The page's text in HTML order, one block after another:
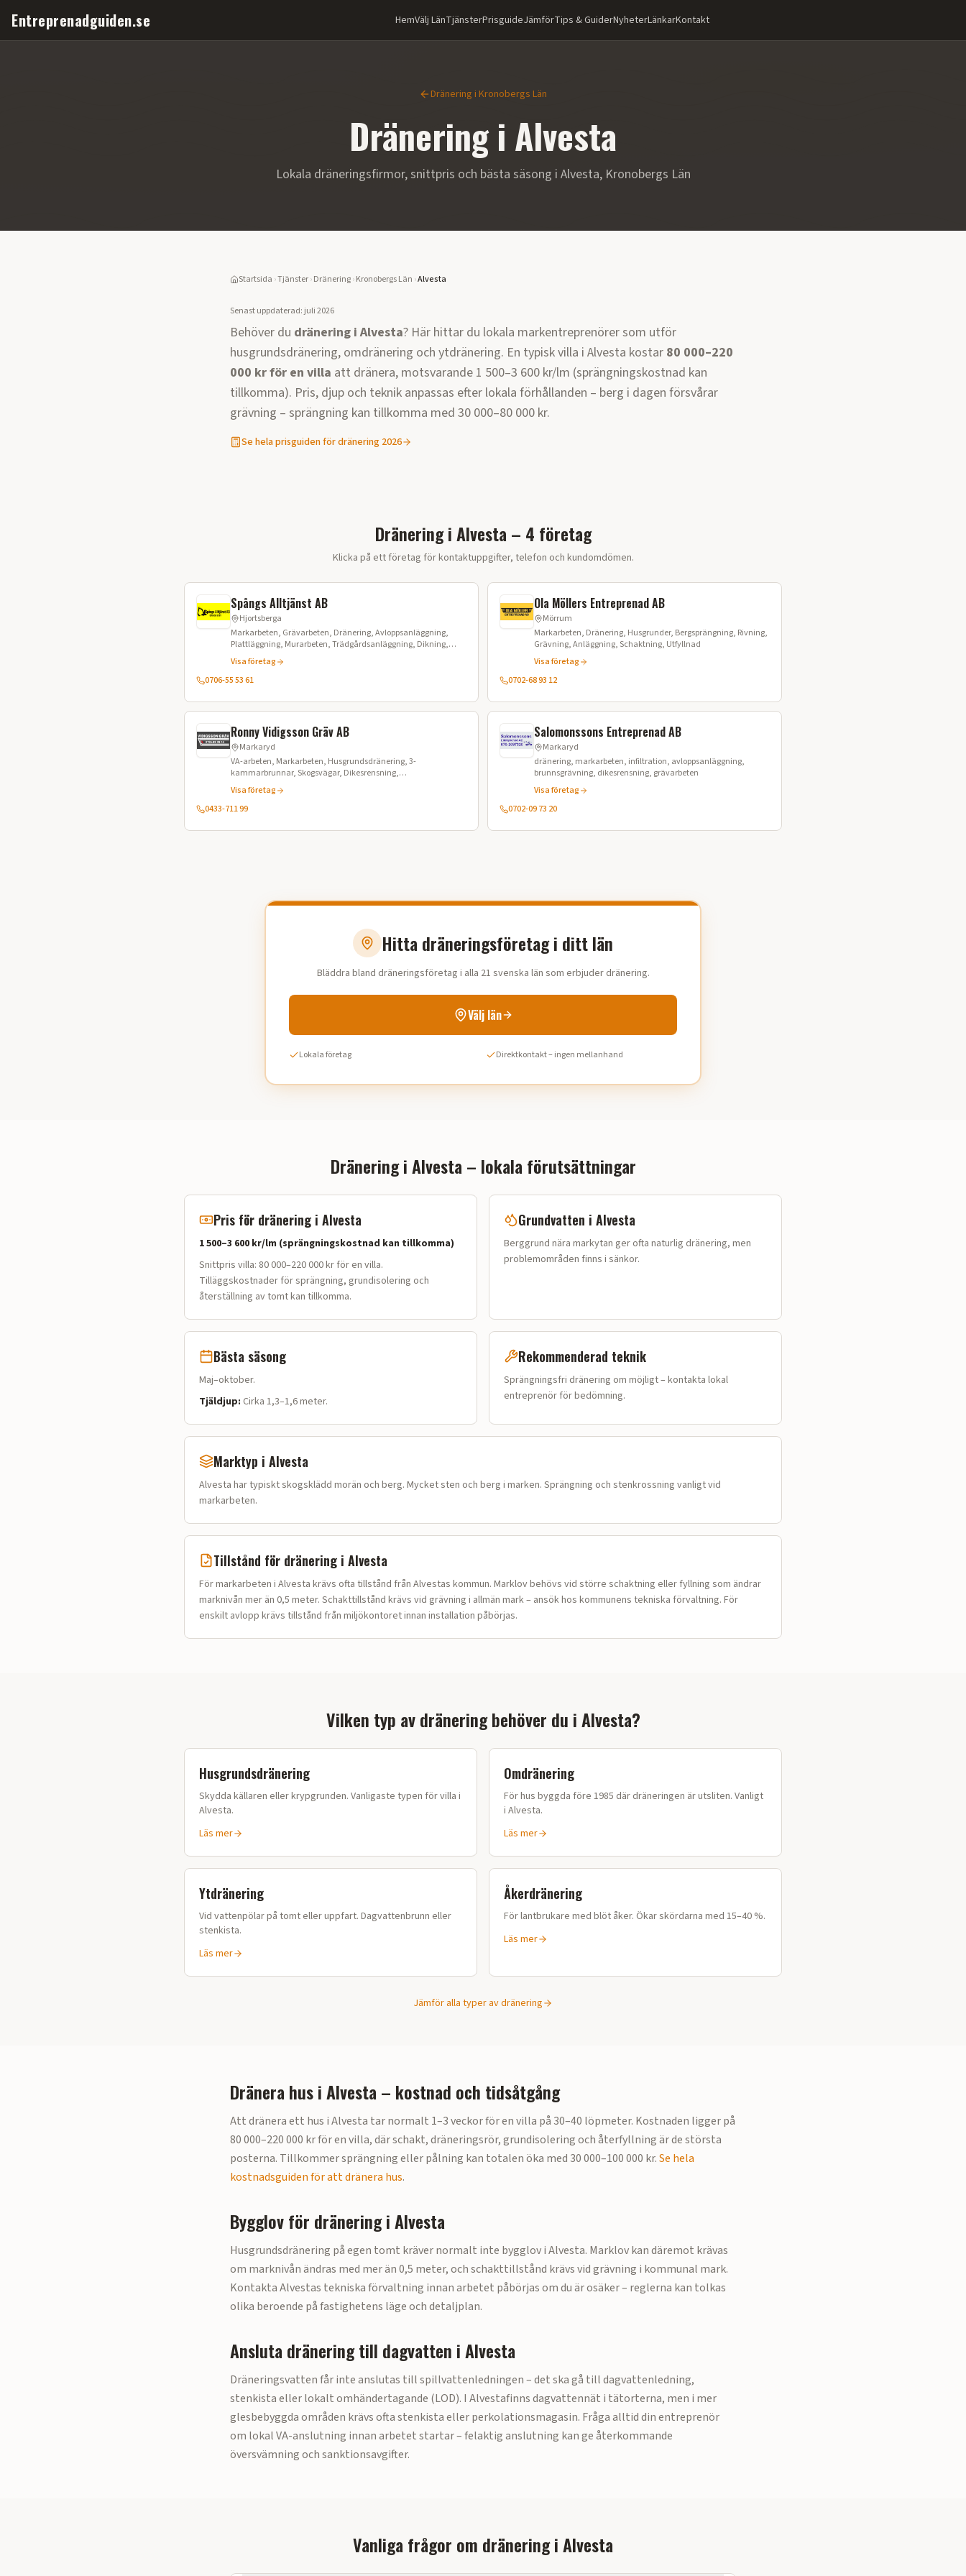
Entreprenadguiden.se HemVälj LänTjänsterPrisguideJämförTips & GuiderNyheterLänkarKontakt
Dränering i Kronobergs Län
Dränering i Alvesta
Lokala dräneringsfirmor, snittpris och bästa säsong i Alvesta, Kronobergs Län
Startsida ›Tjänster›Dränering›Kronobergs Län ›Alvesta
Senast uppdaterad:juli 2026
Behöver du dränering iAlvesta? Här hittar du lokala markentreprenörer som utför
husgrundsdränering, omdränering och ytdränering. En typisk villa i Alvesta kostar 80 000–220
000 kr för en villa att dränera, motsvarande 1 500–3 600 kr/lm (sprängningskostnad kan
tillkomma). Pris, djup och teknik anpassas efter lokala förhållanden – berg i dagen försvårar
grävning – sprängning kan tillkomma med 30 000–80 000 kr.
Se hela prisguiden för dränering 2026
Dränering i Alvesta – 4 företag
Klicka på ett företag för kontaktuppgifter, telefon och kundomdömen.
Spångs Alltjänst AB
Hjortsberga
Markarbeten, Grävarbeten, Dränering, Avloppsanläggning,
Plattläggning, Murarbeten, Trädgårdsanläggning, Dikning,
Lastbilsuppdrag
Visa företag
0706-55 53 61
Ola Möllers Entreprenad AB
Mörrum
Markarbeten, Dränering, Husgrunder, Bergsprängning, Rivning,
Grävning, Anläggning, Schaktning, Utfyllnad
Visa företag
0702-68 93 12
Ronny Vidigsson Gräv AB
Markaryd
VA-arbeten, Markarbeten, Husgrundsdränering, 3-
kammarbrunnar, Skogsvägar, Dikesrensning,
Trädgårdsplanering, Schaktning, Kranbilstransporter,
Grusförsäljning, Matjord, Snöröjning, TMA-körning
Visa företag
0433-711 99
Salomonssons Entreprenad AB
Markaryd
dränering, markarbeten, infiltration, avloppsanläggning,
brunnsgrävning, dikesrensning, grävarbeten
Visa företag
0702-09 73 20
Hitta dräneringsföretag i ditt län
Bläddra bland dräneringsföretag i alla 21 svenska län som erbjuder dränering.
Välj län
Lokala företag Direktkontakt – ingen mellanhand
Dränering iAlvesta – lokala förutsättningar
Pris för dränering i Alvesta
1 500–3 600 kr/lm (sprängningskostnad kan tillkomma)
Snittpris villa: 80 000–220 000 kr för en villa.
Tilläggskostnader för sprängning, grundisolering och
återställning av tomt kan tillkomma.
Grundvatten i Alvesta
Berggrund nära markytan ger ofta naturlig dränering, men
problemområden finns i sänkor.
Bästa säsong
Maj–oktober.
Tjäldjup: Cirka 1,3–1,6 meter.
Rekommenderad teknik
Sprängningsfri dränering om möjligt – kontakta lokal
entreprenör för bedömning.
Marktyp i Alvesta
Alvesta har typisktskogsklädd morän och berg. Mycket sten och berg i marken. Sprängning och stenkrossning vanligt vid
markarbeten.
Tillstånd för dränering i Alvesta
För markarbeten i Alvesta krävs ofta tillstånd från Alvestas kommun. Marklov behövs vid större schaktning eller fyllning som ändrar
marknivån mer än 0,5 meter. Schakttillstånd krävs vid grävning i allmän mark – ansök hos kommunens tekniska förvaltning. För
enskilt avlopp krävs tillstånd från miljökontoret innan installation påbörjas.
Vilken typ av dränering behöver du iAlvesta?
Husgrundsdränering
Skydda källaren eller krypgrunden. Vanligaste typen för villa i
Alvesta.
Läs mer
Omdränering
För hus byggda före 1985 där dräneringen är utsliten. Vanligt
i Alvesta.
Läs mer
Ytdränering
Vid vattenpölar på tomt eller uppfart. Dagvattenbrunn eller
stenkista.
Läs mer
Åkerdränering
För lantbrukare med blöt åker. Ökar skördarna med 15–40 %.
Läs mer
Jämför alla typer av dränering
Dränera hus iAlvesta – kostnad och tidsåtgång
Att dränera ett hus iAlvesta tar normalt 1–3 veckor för en villa på 30–40 löpmeter. Kostnaden ligger på
80 000–220 000 kr för en villa, där schakt, dräneringsrör, grundisolering och återfyllning är de största
posterna. Tillkommer sprängning eller pålning kan totalen öka med 30 000–100 000 kr.Se hela
kostnadsguiden för att dränera hus.
Bygglov för dränering iAlvesta
Husgrundsdränering på egen tomt kräver normalt inte bygglov iAlvesta. Marklov kan däremot krävas
om marknivån ändras med mer än 0,5 meter, och schakttillstånd krävs vid grävning i kommunal mark.
KontaktaAlvestas tekniska förvaltning innan arbetet påbörjas om du är osäker – reglerna kan tolkas
olika beroende på fastighetens läge och detaljplan.
Ansluta dränering till dagvatten iAlvesta
Dräneringsvatten får inte anslutas till spillvattenledningen – det ska gå till dagvattenledning,
stenkista eller lokalt omhändertagande (LOD). I Alvestafinns dagvattennät i tätorterna, men i mer
glesbebyggda områden krävs ofta stenkista eller perkolationsmagasin. Fråga alltid din entreprenör
om lokal VA-anslutning innan arbetet startar – felaktig anslutning kan ge återkommande
översvämning och sanktionsavgifter.
Vanliga frågor om dränering iAlvesta